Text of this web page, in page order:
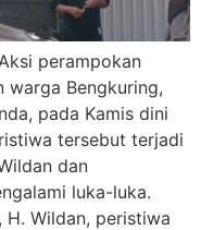
perampokan
warga Bengkuring,
pada Kamis dini
tersebut terjadi
dan
luka-luka.
Wildan, peristiwa